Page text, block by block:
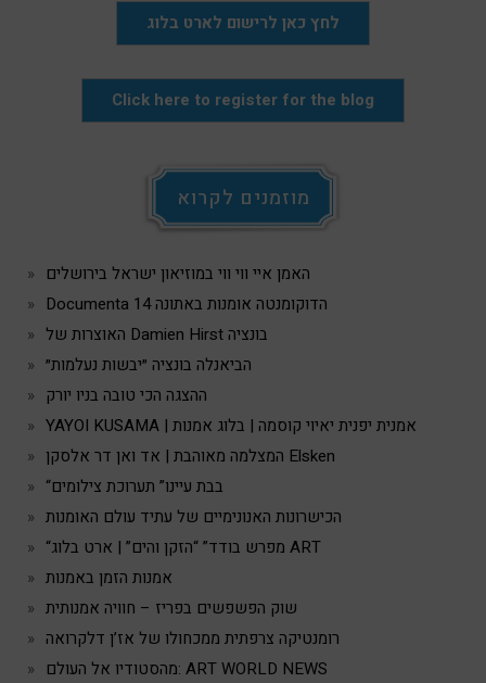
לחץ כאן לרישום לארט בלוג
Click here to register for the blog
מוזמנים לקרוא
האמן איי ווי ווי במוזיאון ישראל בירושלים
Documenta 14 הדוקומנטה אומנות באתונה
האוצרות של Damien Hirst בונציה
הביאנלה בונציה ״יבשות נעלמות״
ההצגה הכי טובה בניו יורק
YAYOI KUSAMA | אמנית יפנית יאיוי קוסמה | בלוג אמנות
המצלמה מאוהבת | אד ואן דר אלסקן Elsken
“בבת עיינו” תערוכת צילומים
הכישרונות האנונימיים של עתיד עולם האומנות
“מפרש בודד” “הזקן והים” | ארט בלוג ART
אמנות הזמן באמנות
שוק הפשפשים בפריז – חוויה אמנותית
רומנטיקה צרפתית ממכחולו של אז’ן דלקרואה
מהסטודיו אל העולם: ART WORLD NEWS